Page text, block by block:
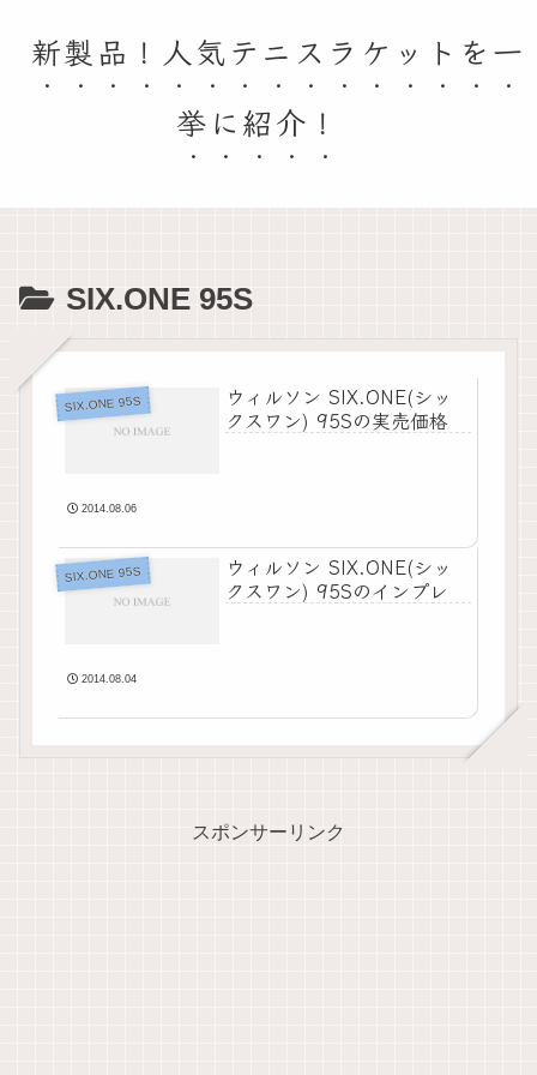
新製品！人気テニスラケットを一
挙に紹介！
SIX.ONE 95S
SIX.ONE 95S
ウィルソン SIX.ONE(シッ
クスワン) 95Sの実売価格
2014.08.06
SIX.ONE 95S
ウィルソン SIX.ONE(シッ
クスワン) 95Sのインプレ
2014.08.04
スポンサーリンク